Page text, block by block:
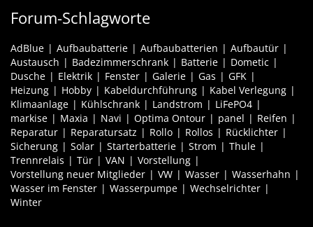
Forum-Schlagworte
AdBlue Aufbaubatterie Aufbaubatterien
Aufbautür
Austausch
Badezimmerschrank Batterie
Dometic
Dusche
Elektrik Fenster Galerie Gas
GFK
Heizung
Hobby Kabeldurchführung
Kabel Verlegung
Klimaanlage
Kühlschrank Landstrom
LiFePO4
markise
Maxia Navi Optima Ontour panel
Reifen
Reparatur
Reparatursatz Rollo Rollos
Rücklichter
Sicherung
Solar Starterbatterie Strom
Thule
Trennrelais
Tür VAN
Vorstellung
Vorstellung neuer Mitglieder
VW Wasser
Wasserhahn
Wasser im Fenster
Wasserpumpe
Wechselrichter
Winter